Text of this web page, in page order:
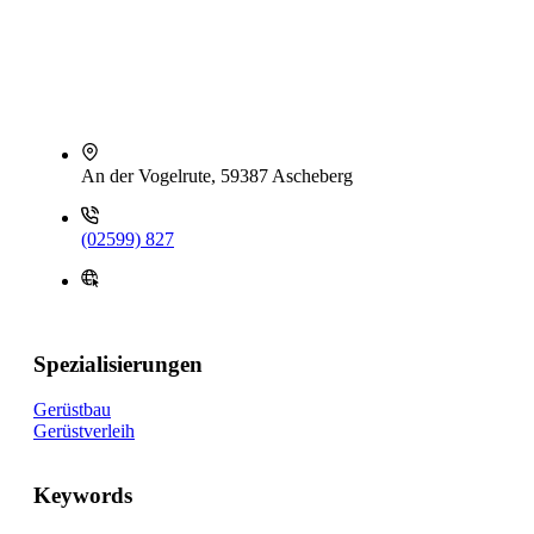
An der Vogelrute, 59387 Ascheberg
(02599) 827
Spezialisierungen
Gerüstbau
Gerüstverleih
Keywords